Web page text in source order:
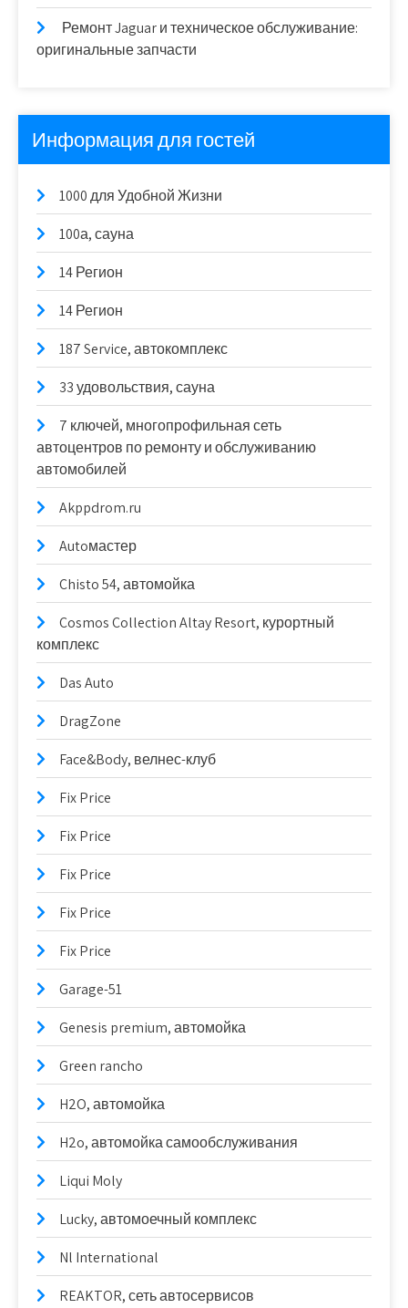
Ремонт Jaguar и техническое обслуживание:
оригинальные запчасти
Информация для гостей
1000 для Удобной Жизни
100а, сауна
14 Регион
14 Регион
187 Service, автокомплекс
33 удовольствия, сауна
7 ключей, многопрофильная сеть
автоцентров по ремонту и обслуживанию
автомобилей
Akppdrom.ru
Autoмастер
Chisto 54, автомойка
Cosmos Collection Altay Resort, курортный
комплекс
Das Auto
DragZone
Face&Body, велнес-клуб
Fix Price
Fix Price
Fix Price
Fix Price
Fix Price
Garage-51
Genesis premium, автомойка
Green rancho
H2O, автомойка
H2o, автомойка самообслуживания
Liqui Moly
Lucky, автомоечный комплекс
Nl International
REAKTOR, сеть автосервисов